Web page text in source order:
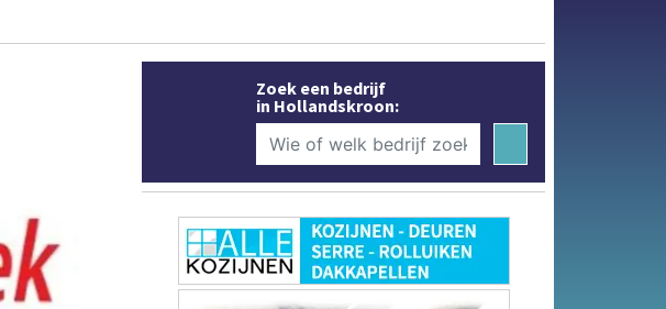
Zoek een bedrijf
in Hollandskroon: